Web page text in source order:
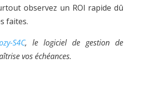
observez un ROI rapide dû
faites.
S4C, le logiciel de gestion de
vos échéances.